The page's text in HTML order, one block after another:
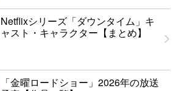
Netflixシリーズ「ダウンタイム」キ
ャスト・キャラクター【まとめ】
「金曜ロードショー」2026年の放送